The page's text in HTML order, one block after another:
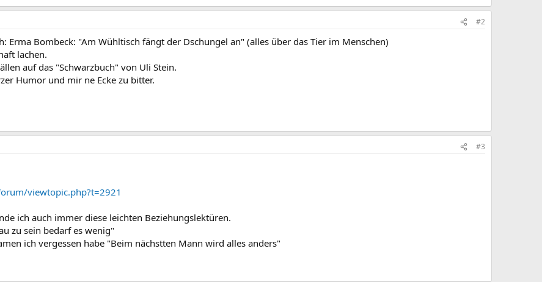
#2
Erma Bombeck: "Am Wühltisch fängt der Dschungel an" (alles über das Tier im Menschen)
lachen.
auf das "Schwarzbuch" von Uli Stein.
Humor und mir ne Ecke zu bitter.
#3
viewtopic.php?t=2921
ich auch immer diese leichten Beziehungslektüren.
zu sein bedarf es wenig"
ich vergessen habe "Beim nächstten Mann wird alles anders"